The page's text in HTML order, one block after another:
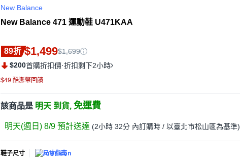
New Balance
New Balance 471 運動鞋 U471KAA
89折 $1,499$1,699
$200首購折扣價·折扣剩下2小時
$49 酷澎幣回饋
該商品是 明天 到貨, 免運費
明天(週日) 8/9 預計送達 (2小時 32分 內訂購時 / 以臺北市松山區為基準)
鞋子尺寸 尺寸指南